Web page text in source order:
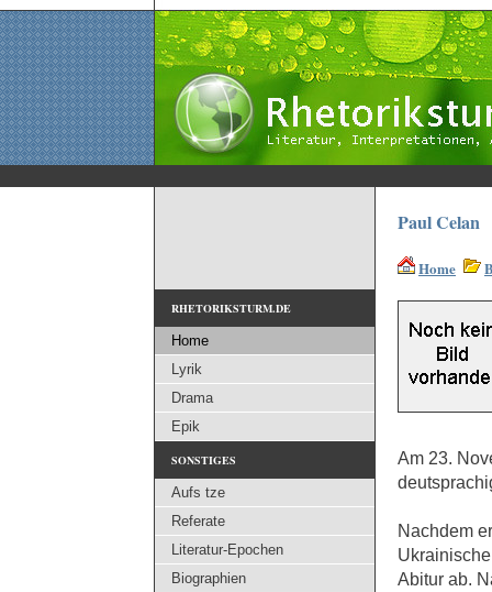
Paul Celan
Home
Am 23.
Nachdem
Abitur ab.
RHETORIKSTURM.DE
Home
Lyrik
Drama
Epik
SONSTIGES
Aufs tze
Referate
Literatur-Epochen
Biographien